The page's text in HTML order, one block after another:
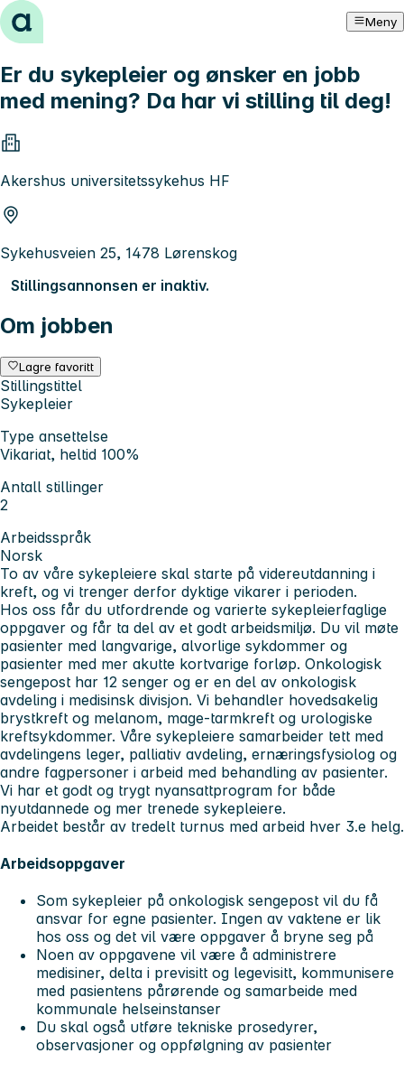
Hopp til innhold Meny
Er du sykepleier og ønsker en jobb
med mening? Da har vi stilling til deg!
Akershus universitetssykehus HF
Sykehusveien 25, 1478 Lørenskog
Stillingsannonsen er inaktiv.
Om jobben
Lagre favoritt
Stillingstittel
Sykepleier
Type ansettelse
Vikariat, heltid 100%
Antall stillinger
2
Arbeidsspråk
Norsk
To av våre sykepleiere skal starte på videreutdanning i
kreft, og vi trenger derfor dyktige vikarer i perioden.
Hos oss får du utfordrende og varierte sykepleierfaglige
oppgaver og får ta del av et godt arbeidsmiljø. Du vil møte
pasienter med langvarige, alvorlige sykdommer og
pasienter med mer akutte kortvarige forløp. Onkologisk
sengepost har 12 senger og er en del av onkologisk
avdeling i medisinsk divisjon. Vi behandler hovedsakelig
brystkreft og melanom, mage-tarmkreft og urologiske
kreftsykdommer. Våre sykepleiere samarbeider tett med
avdelingens leger, palliativ avdeling, ernæringsfysiolog og
andre fagpersoner i arbeid med behandling av pasienter.
Vi har et godt og trygt nyansattprogram for både
nyutdannede og mer trenede sykepleiere.
Arbeidet består av tredelt turnus med arbeid hver 3.e helg.
Arbeidsoppgaver
Som sykepleier på onkologisk sengepost vil du få
ansvar for egne pasienter. Ingen av vaktene er lik
hos oss og det vil være oppgaver å bryne seg på
Noen av oppgavene vil være å administrere
medisiner, delta i previsitt og legevisitt, kommunisere
med pasientens pårørende og samarbeide med
kommunale helseinstanser
Du skal også utføre tekniske prosedyrer,
observasjoner og oppfølgning av pasienter